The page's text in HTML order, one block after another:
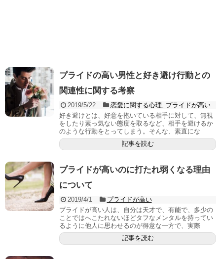
プライドの高い男性と好き避け行動との
関連性に関する考察
2019/5/22 恋愛に関する心理, プライドが高い
好き避けとは、好意を抱いている相手に対して、無視
をしたり素っ気ない態度を取るなど、相手を避けるか
のような行動をとってしまう。そんな、素直にな
記事を読む
プライドが高いのに打たれ弱くなる理由
について
2019/4/1
プライドが高い
プライドが高い人は、自分は天才で、有能で、多少の
ことではへこたれないほどタフなメンタルを持ってい
るように他人に思わせるのが得意な一方で、実際
記事を読む